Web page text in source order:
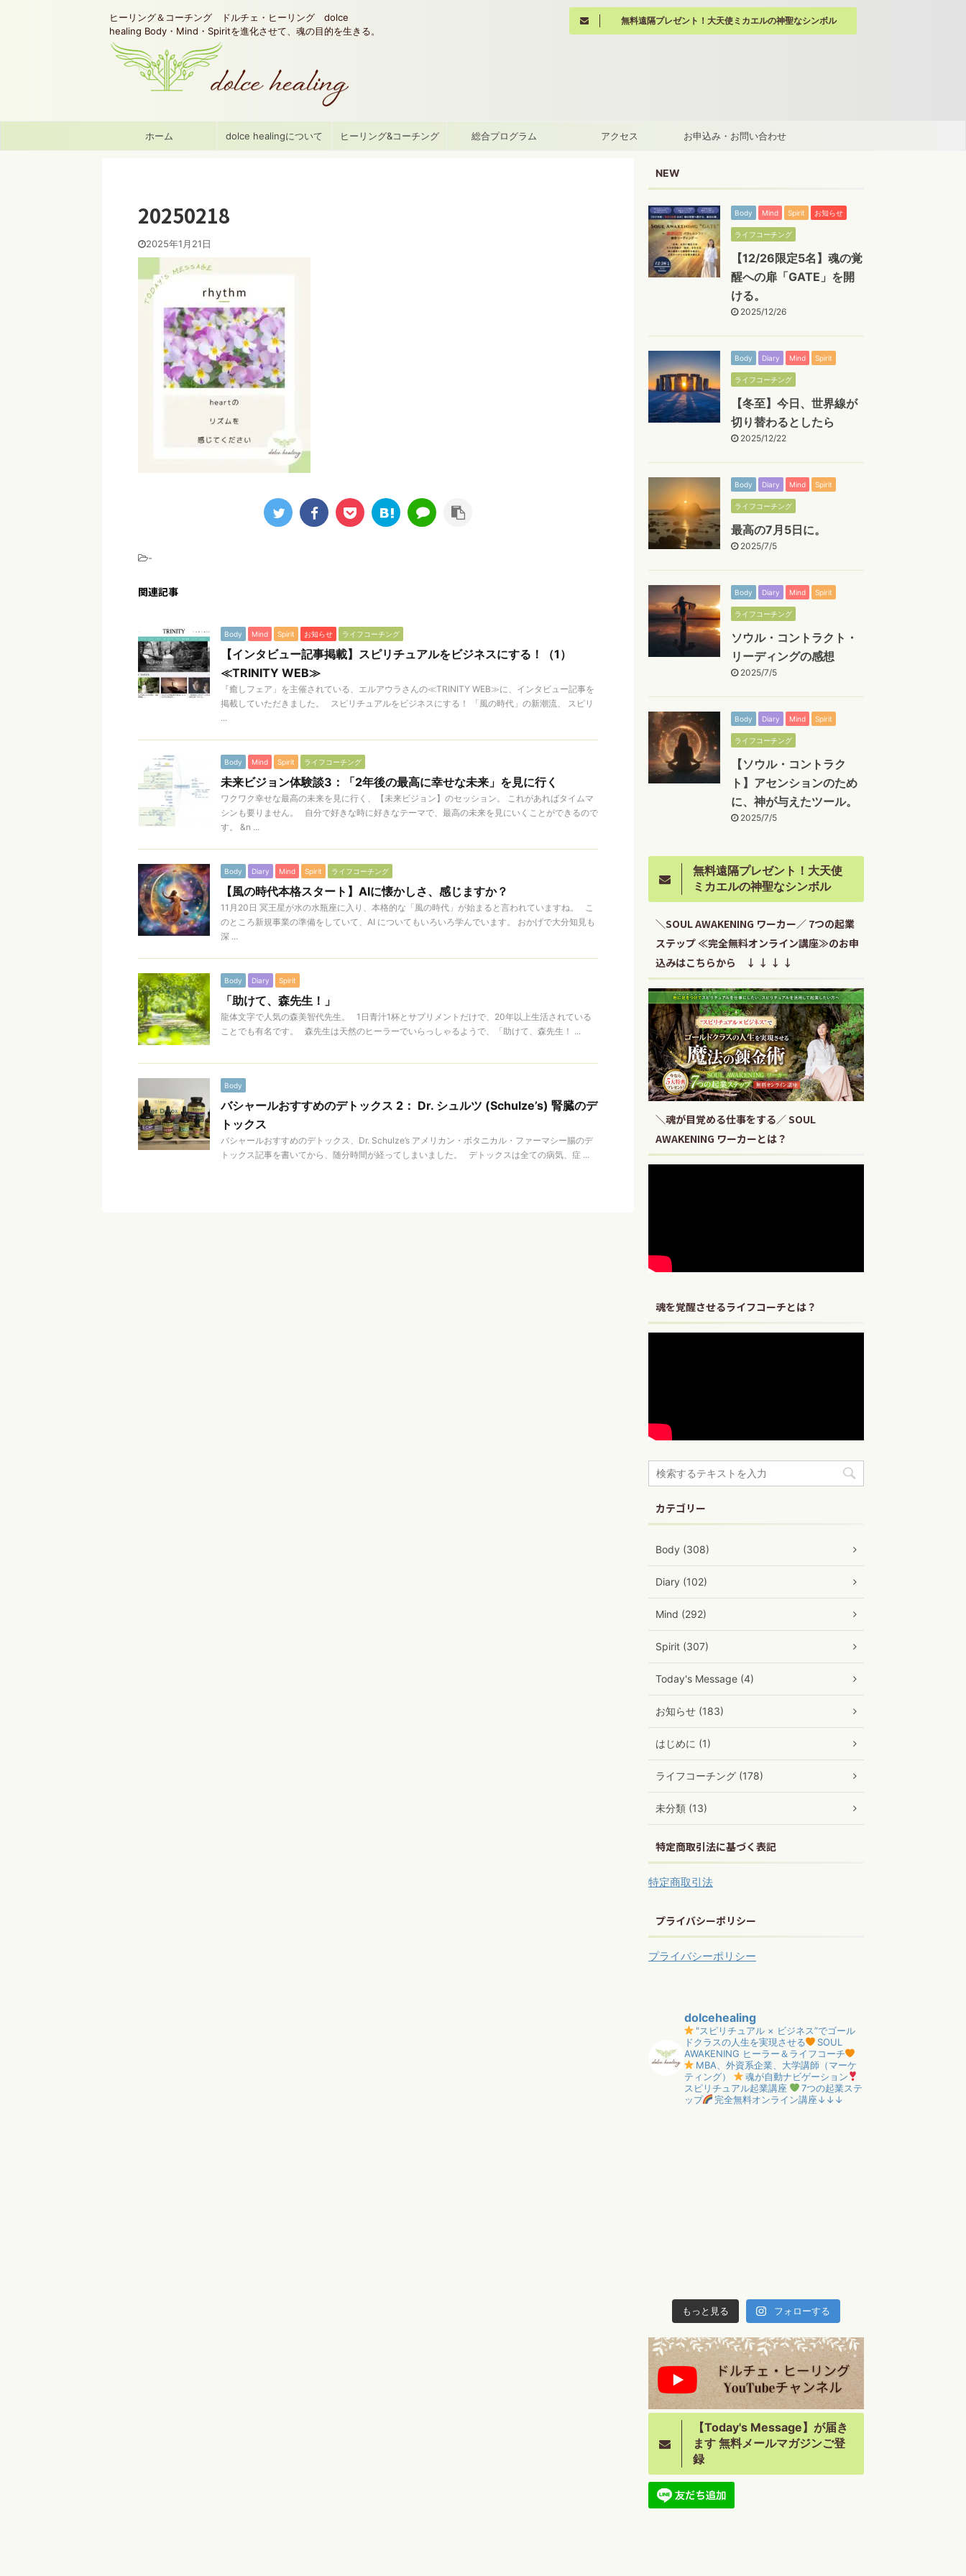
ヒーリング＆コーチング ドルチェ・ヒーリング dolce
healing Body・Mind・Spiritを進化させて、魂の目的を生きる。
無料遠隔プレゼント！大天使ミカエルの神聖なシンボル
ホーム dolce healingについて ヒーリング&コーチング 総合プログラム アクセス お申込み・お問い合わせ
20250218
2025年1月21日
-
関連記事
Body Mind Spirit お知らせ ライフコーチング
【インタビュー記事掲載】スピリチュアルをビジネスにする！（1）
≪TRINITY WEB≫
『癒しフェア」を主催されている、エルアウラさんの≪TRINITY WEB≫に、インタビュー記事を
掲載していただきました。 スピリチュアルをビジネスにする！ 「風の時代」の新潮流、 スピリ
...
Body Mind Spirit ライフコーチング
未来ビジョン体験談3：「2年後の最高に幸せな未来」を見に行く
ワクワク幸せな最高の未来を見に行く、【未来ビジョン】のセッション。 これがあればタイムマ
シンも要りません。 自分で好きな時に好きなテーマで、最高の未来を見にいくことができるので
す。 &n ...
Body Diary Mind Spirit ライフコーチング
【風の時代本格スタート】AIに懐かしさ、感じますか？
11月20日 冥王星が水の水瓶座に入り、本格的な「風の時代」が始まると言われていますね。 こ
のところ新規事業の準備をしていて、AI についてもいろいろ学んでいます。 おかげで大分知見も
深 ...
Body Diary Spirit
「助けて、森先生！」
龍体文字で人気の森美智代先生。 1日青汁1杯とサプリメントだけで、20年以上生活されている
ことでも有名です。 森先生は天然のヒーラーでいらっしゃるようで、「助けて、森先生！ ...
Body
バシャールおすすめのデトックス 2： Dr. シュルツ (Schulze’s) 腎臓のデ
トックス
バシャールおすすめのデトックス、Dr. Schulze’s アメリカン・ボタニカル・ファーマシー腸のデ
トックス記事を書いてから、随分時間が経ってしまいました。 デトックスは全ての病気、症 ...
NEW
Body Mind Spirit お知らせ
ライフコーチング
【12/26限定5名】魂の覚
醒への扉「GATE」を開
ける。
2025/12/26
Body Diary Mind Spirit
ライフコーチング
【冬至】今日、世界線が
切り替わるとしたら
2025/12/22
Body Diary Mind Spirit
ライフコーチング
最高の7月5日に。
2025/7/5
Body Diary Mind Spirit
ライフコーチング
ソウル・コントラクト・
リーディングの感想
2025/7/5
Body Diary Mind Spirit
ライフコーチング
【ソウル・コントラク
ト】アセンションのため
に、神が与えたツール。
2025/7/5
無料遠隔プレゼント！大天使
ミカエルの神聖なシンボル
＼SOUL AWAKENING ワーカー／ 7つの起業
ステップ ≪完全無料オンライン講座≫のお申
込みはこちらから ↓ ↓ ↓ ↓
＼魂が目覚める仕事をする／ SOUL
AWAKENING ワーカーとは？
魂を覚醒させるライフコーチとは？
カテゴリー
Body (308)
Diary (102)
Mind (292)
Spirit (307)
Today's Message (4)
お知らせ (183)
はじめに (1)
ライフコーチング (178)
未分類 (13)
特定商取引法に基づく表記
特定商取引法
プライバシーポリシー
プライバシーポリシー
dolcehealing
"スピリチュアル × ビジネス”でゴール
ドクラスの人生を実現させる
SOUL
AWAKENING ヒーラー＆ライフコーチ
MBA、外資系企業、大学講師（マーケ
ティング）
魂が自動ナビゲーション
スピリチュアル起業講座
7つの起業ステ
ップ
完全無料オンライン講座↓↓↓
もっと見る フォローする
【Today's Message】が届き
ます 無料メールマガジンご登
録